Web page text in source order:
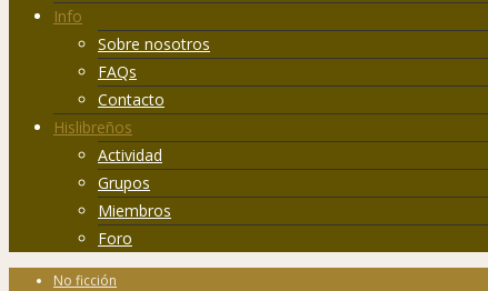
Info
Sobre nosotros
FAQs
Contacto
Hislibreños
Actividad
Grupos
Miembros
Foro
No ficción